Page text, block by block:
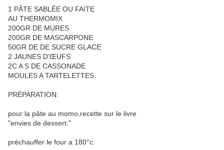
1 PÂTE SABLÉE OU FAITE
AU THERMOMIX
200GR DE MURES
200GR DE MASCARPONE
50GR DE DE SUCRE GLACE
2 JAUNES D’ŒUFS
2C A S DE CASSONADE
MOULES A TARTELETTES.
PRÉPARATION:
pour la pâte au momo,recette sur le livre
"envies de dessert."
préchauffer le four a 180°c.